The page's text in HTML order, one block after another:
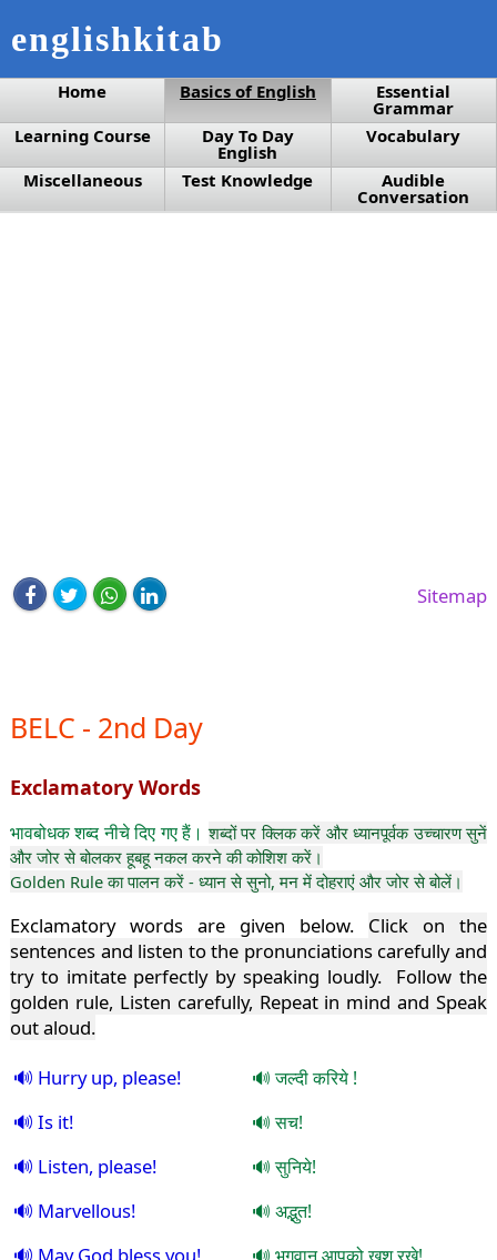
englishkitab
Home Basics of English Essential
Grammar
Learning Course
Day To Day
English
Vocabulary
Miscellaneous
Test Knowledge Audible
Conversation
Sitemap
BELC - 2nd Day
Exclamatory Words
भावबोधक शब्द नीचे दिए गए हैं।शब्दों पर क्लिक करें और ध्यानपूर्वक उच्चारण सुनें
और जोर से बोलकर हूबहू नकल करने की कोशिश करें।
Golden Rule का पालन करें - ध्यान से सुनो, मन में दोहराएं और जोर से बोलें।
Exclamatory words are given below. Click on the
sentences and listen to the pronunciations carefully and
try to imitate perfectly by speaking loudly. Follow the
golden rule, Listen carefully, Repeat in mind and Speak
out aloud.
Hurry up, please!
जल्दी करिये !
Is it! सच!
Listen, please! सुनिये!
Marvellous! अद्भुत!